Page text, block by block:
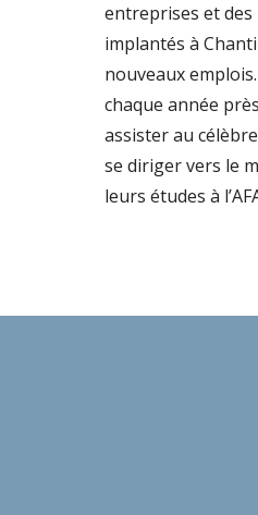
entreprises et
implantés à
nouveaux
chaque année
assister au
se diriger vers le
leurs études à